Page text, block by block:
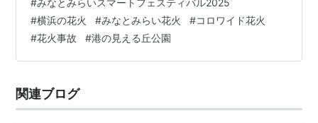
備員さんに尋ねたところ、フランス山は閉鎖、港の見え
る丘公園の展望台は18時から20時まで閉鎖とのこと。上
の写真のこの場所は港の見える丘公園展望台を少し下が
ったところ。到着は16時過ぎだったのですが既にこの状
かろうじて最後方の場所をゲットです…
#横浜の花火 #みなとみらい花火 #コロワイド花火
#花火事故 #港の見える丘公園
関連ブログ